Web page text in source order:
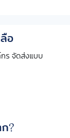
อ
ร จัดส่งแบบ
?